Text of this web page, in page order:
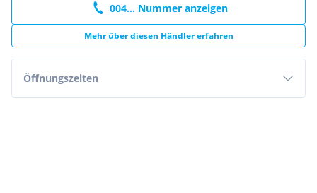
004... Nummer anzeigen
Mehr über diesen Händler erfahren
Öffnungszeiten